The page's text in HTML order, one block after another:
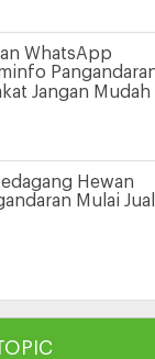
WhatsApp
Jangan Mudah
Hewan
Mulai